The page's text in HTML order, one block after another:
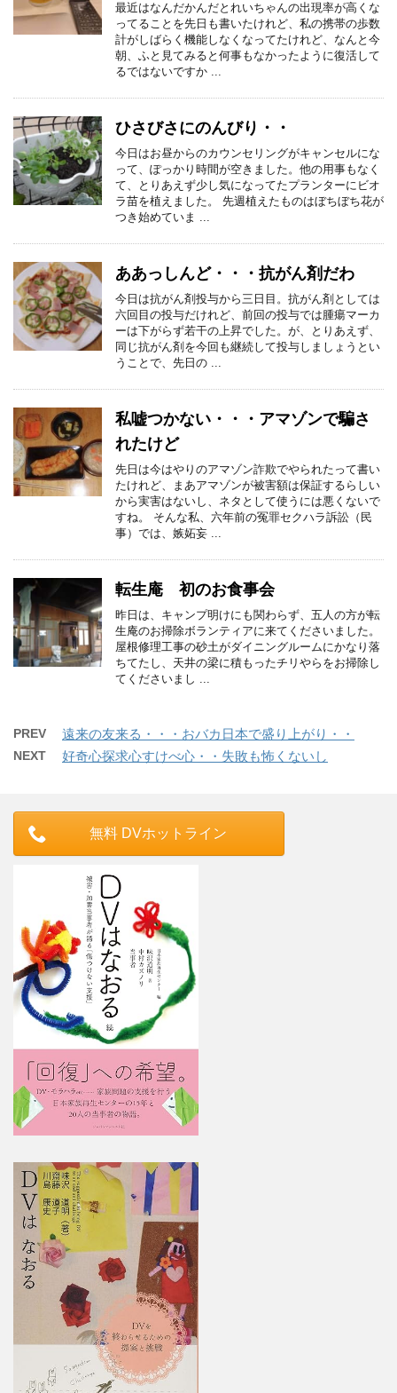
最近はなんだかんだとれいちゃんの出現率が高くな
ってることを先日も書いたけれど、私の携帯の歩数
計がしばらく機能しなくなってたけれど、なんと今
朝、ふと見てみると何事もなかったように復活して
るではないですか ...
ひさびさにのんびり・・
今日はお昼からのカウンセリングがキャンセルにな
って、ぽっかり時間が空きました。他の用事もなく
て、とりあえず少し気になってたプランターにビオ
ラ苗を植えました。 先週植えたものはぼちぼち花が
つき始めていま ...
ああっしんど・・・抗がん剤だわ
今日は抗がん剤投与から三日目。抗がん剤としては
六回目の投与だけれど、前回の投与では腫瘍マーカ
ーは下がらず若干の上昇でした。が、とりあえず、
同じ抗がん剤を今回も継続して投与しましょうとい
うことで、先日の ...
私嘘つかない・・・アマゾンで騙さ
れたけど
先日は今はやりのアマゾン詐欺でやられたって書い
たけれど、まあアマゾンが被害額は保証するらしい
から実害はないし、ネタとして使うには悪くないで
すね。 そんな私、六年前の冤罪セクハラ訴訟（民
事）では、嫉妬妄 ...
転生庵 初のお食事会
昨日は、キャンプ明けにも関わらず、五人の方が転
生庵のお掃除ボランティアに来てくださいました。
屋根修理工事の砂土がダイニングルームにかなり落
ちてたし、天井の梁に積もったチリやらをお掃除し
てくださいまし ...
PREV 遠来の友来る・・・おバカ日本で盛り上がり・・
NEXT 好奇心探求心すけべ心・・失敗も怖くないし
無料 DVホットライン